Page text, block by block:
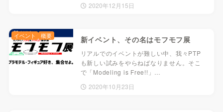
2020年12月15日
新イベント、その名はモフモフ展
リアルでのイベントが難しい中、我々PTP
も新しい試みをやらねばなりません。そこ
で「Modeling is Free!!」…
2020年10月23日
イベント 概要